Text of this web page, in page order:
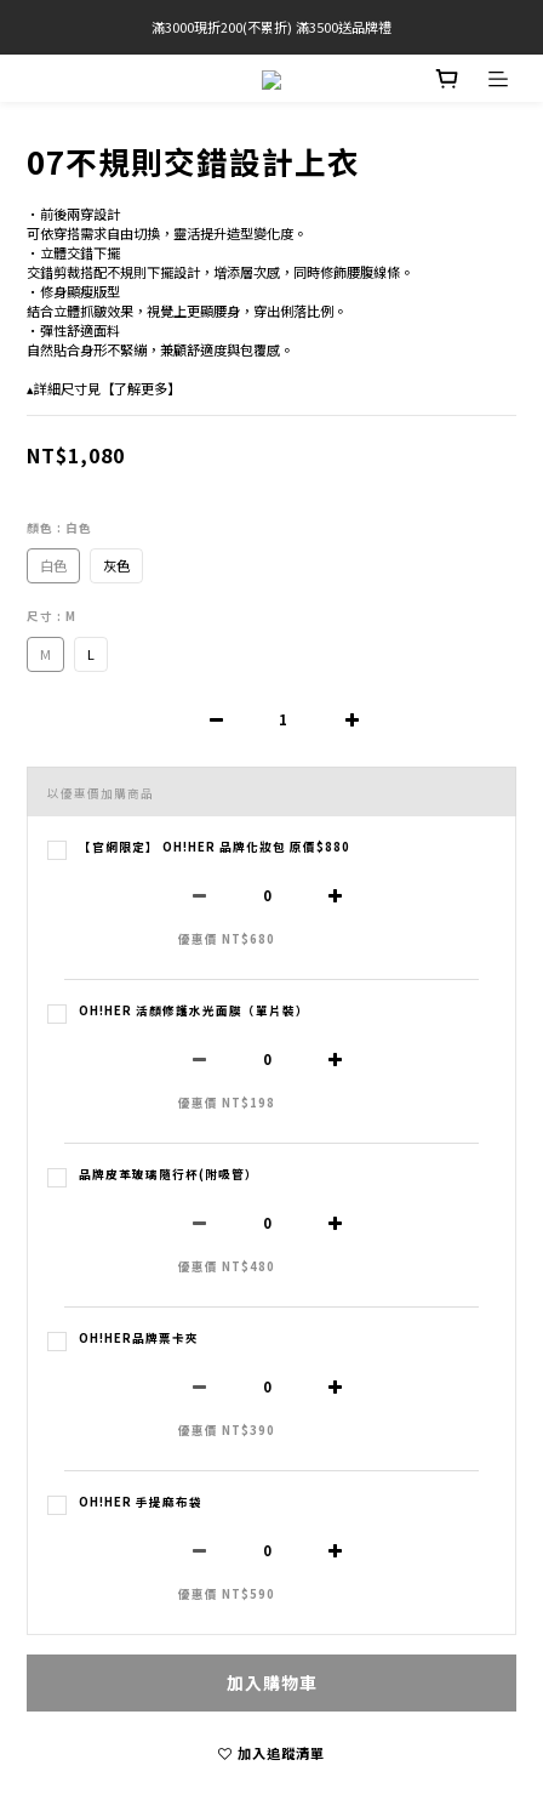
官網限定! 滿千免運(僅限台灣本島)
滿3000現折200(不累折) 滿3500送品牌禮
BRATOP專區買三送一 | 指定專區買一送一
07不規則交錯設計上衣
•前後兩穿設計
可依穿搭需求自由切換，靈活提升造型變化度。
•立體交錯下擺
交錯剪裁搭配不規則下擺設計，增添層次感，同時修飾腰腹線條。
•修身顯瘦版型
結合立體抓皺效果，視覺上更顯腰身，穿出俐落比例。
•彈性舒適面料
自然貼合身形不緊繃，兼顧舒適度與包覆感。
▴詳細尺寸見【了解更多】
NT$1,080
顏色 : 白色
白色 灰色
尺寸 : M
M L
以優惠價加購商品
【官網限定】 OH!HER 品牌化妝包 原價$880
優惠價 NT$680
OH!HER 活顏修護水光面膜（單片裝）
優惠價 NT$198
品牌皮革玻璃隨行杯(附吸管）
優惠價 NT$480
OH!HER品牌票卡夾
優惠價 NT$390
OH!HER 手提麻布袋
優惠價 NT$590
加入購物車
加入追蹤清單